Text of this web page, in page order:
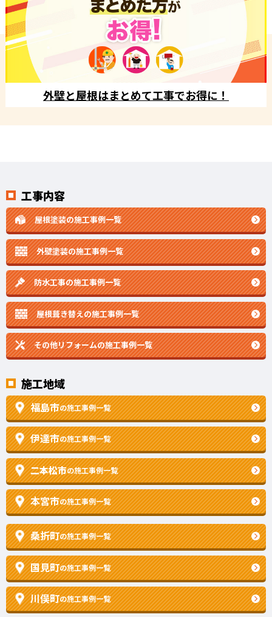
外壁と屋根はまとめて工事でお得に！
工事内容
屋根塗装の施工事例一覧
外壁塗装の施工事例一覧
防水工事の施工事例一覧
屋根葺き替えの施工事例一覧
その他リフォームの施工事例一覧
施工地域
福島市の施工事例一覧
伊達市の施工事例一覧
二本松市の施工事例一覧
本宮市の施工事例一覧
桑折町の施工事例一覧
国見町の施工事例一覧
川俣町の施工事例一覧